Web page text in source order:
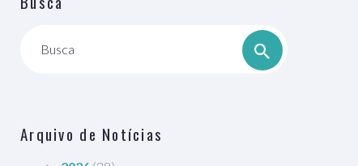
Busca
Arquivo de Notícias